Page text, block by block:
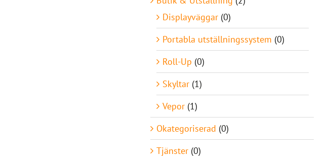
Displayväggar (0)
Portabla utställningssystem (0)
Roll-Up (0)
Skyltar (1)
Vepor (1)
Okategoriserad (0)
Tjänster (0)